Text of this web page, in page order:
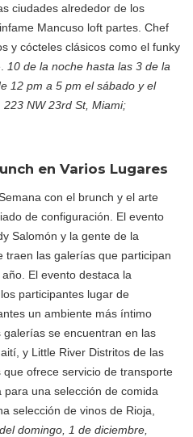
ciudades alrededor de los
Mancuso loft partes. Chef
y cócteles clásicos como el funky
10 de la noche hasta las 3 de la
12 pm a 5 pm el sábado y el
NW 23rd St, Miami;
en Varios Lugares
con el brunch y el arte
de configuración. El evento
Salomón y la gente de la
traen las galerías que participan
El evento destaca la
participantes lugar de
un ambiente más íntimo
se encuentran en las
y Little River Distritos de las
ofrece servicio de transporte
una selección de comida
selección de vinos de Rioja,
domingo, 1 de diciembre,